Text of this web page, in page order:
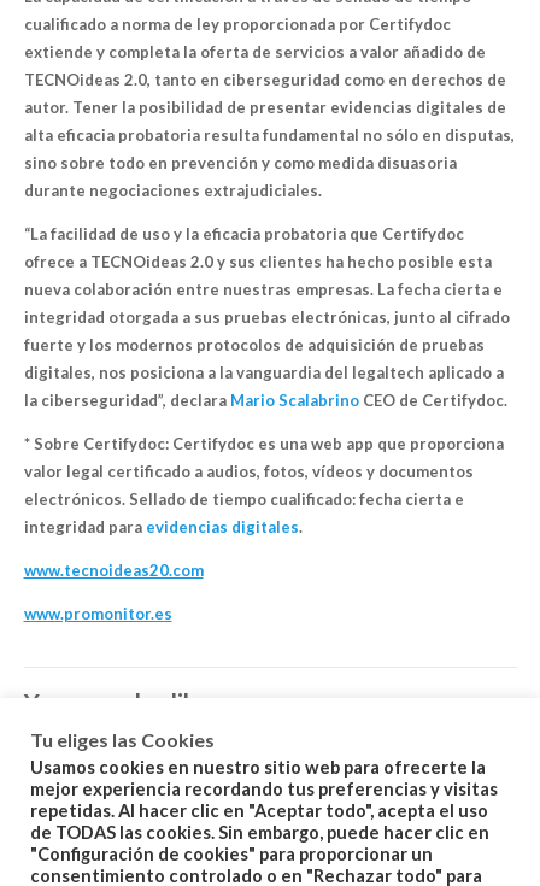
cualificado a norma de ley proporcionada por Certifydoc
extiende y completa la oferta de servicios a valor añadido de
TECNOideas 2.0, tanto en ciberseguridad como en derechos de
autor. Tener la posibilidad de presentar evidencias digitales de
alta eficacia probatoria resulta fundamental no sólo en disputas,
sino sobre todo en prevención y como medida disuasoria
durante negociaciones extrajudiciales.
“La facilidad de uso y la eficacia probatoria que Certifydoc
ofrece a TECNOideas 2.0 y sus clientes ha hecho posible esta
nueva colaboración entre nuestras empresas. La fecha cierta e
integridad otorgada a sus pruebas electrónicas, junto al cifrado
fuerte y los modernos protocolos de adquisición de pruebas
digitales, nos posiciona a la vanguardia del legaltech aplicado a
la ciberseguridad”, declara Mario ScalabrinoCEO de Certifydoc.
* Sobre Certifydoc: Certifydoc es una web app que proporciona
valor legal certificado a audios, fotos, vídeos y documentos
electrónicos. Sellado de tiempo cualificado: fecha cierta e
integridad para evidencias digitales.
www.tecnoideas20.com
www.promonitor.es
You may also like…
Tu eliges las Cookies
Usamos cookies en nuestro sitio web para ofrecerte la
mejor experiencia recordando tus preferencias y visitas
repetidas. Al hacer clic en "Aceptar todo", acepta el uso
de TODAS las cookies. Sin embargo, puede hacer clic en
"Configuración de cookies" para proporcionar un
consentimiento controlado o en "Rechazar todo" para